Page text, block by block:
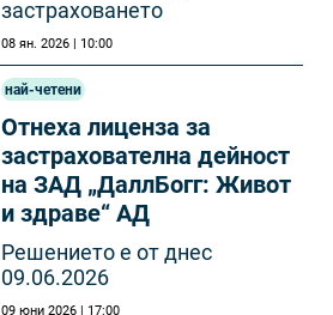
застраховането
08 ян. 2026 | 10:00
най-четени
Отнеха лиценза за
застрахователна дейност
на ЗАД „ДаллБогг: Живот
и здраве“ АД
Решението е от днес
09.06.2026
09 юни 2026 | 17:00